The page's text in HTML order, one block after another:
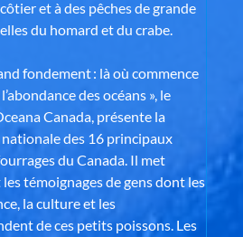
et à des pêches de grande
du homard et du crabe.
fondement : là où commence
des océans », le
Canada, présente la
des 16 principaux
du Canada. Il met
les témoignages de gens dont les
la culture et les
de ces petits poissons. Les